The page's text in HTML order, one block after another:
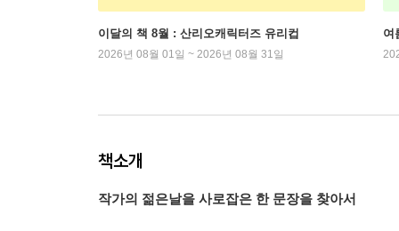
이달의 책 8월 : 산리오캐릭터즈 유리컵
2026년 08월 01일 ~ 2026년 08월 31일
여
책소개
작가의 젊은날을 사로잡은 한 문장을 찾아서